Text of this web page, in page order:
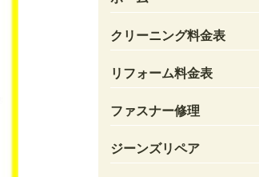
クリーニング料金表
リフォーム料金表
ファスナー修理
ジーンズリペア